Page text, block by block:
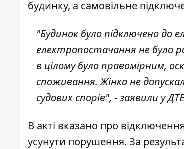
будинку, а самовільне
"Будинок було підключено до
електропостачання не було
в цілому було правомірним,
споживання. Жінка не
судових спорів", - заявили у
В акті вказано про
усунути порушення. За